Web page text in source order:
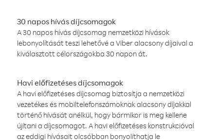
30 napos hívás díjcsomagok
A 30 napos hívás díjcsomag nemzetközi hívások
lebonyolítását teszi lehetővé a Viber alacsony díjaival a
kiválasztott célországokba 30 napon át.
Havi előfizetéses díjcsomagok
A havi előfizetéses díjcsomag biztosítja a nemzetközi
vezetékes és mobiltelefonszámoknak alacsony díjakkal
történő hívását anélkül, hogy bármikor is meg kellene
újítani a díjcsomagot. A havi előfizetéses konstrukcióval
az eddigi hívásait olcsóbban bonyolíthatja le